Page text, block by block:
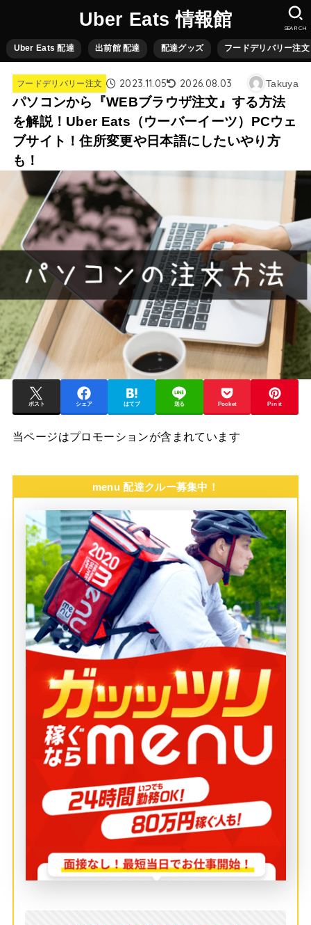
Uber Eats 情報館
Uber Eats 配達 出前館 配達 配達グッズ フードデリバリー注文
SEARCH
フードデリバリー注文 2023.11.05 2026.08.03 Takuya
パソコンから『WEBブラウザ注文』する方法
を解説！Uber Eats（ウーバーイーツ）PCウェ
ブサイト！住所変更や日本語にしたいやり方
も！
ポスト シェア はてブ 送る Pocket Pin it
当ページはプロモーションが含まれています
menu 配達クルー募集中！